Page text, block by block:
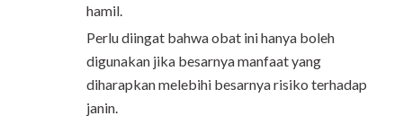
hamil.
Perlu diingat bahwa obat ini hanya boleh
digunakan jika besarnya manfaat yang
diharapkan melebihi besarnya risiko terhadap
janin.